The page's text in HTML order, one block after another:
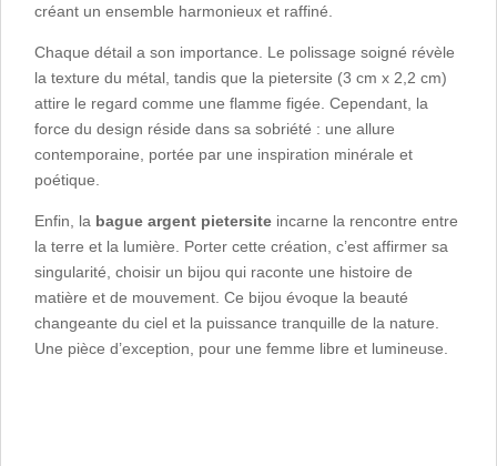
créant un ensemble harmonieux et raffiné.
Chaque détail a son importance. Le polissage soigné révèle
la texture du métal, tandis que la pietersite (3 cm x 2,2 cm)
attire le regard comme une flamme figée. Cependant, la
force du design réside dans sa sobriété : une allure
contemporaine, portée par une inspiration minérale et
poétique.
Enfin, la bague argent pietersite incarne la rencontre entre
la terre et la lumière. Porter cette création, c’est affirmer sa
singularité, choisir un bijou qui raconte une histoire de
matière et de mouvement. Ce bijou évoque la beauté
changeante du ciel et la puissance tranquille de la nature.
Une pièce d’exception, pour une femme libre et lumineuse.